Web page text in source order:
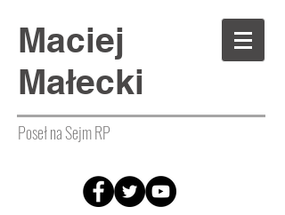
Maciej
Małecki
Poseł na Sejm RP